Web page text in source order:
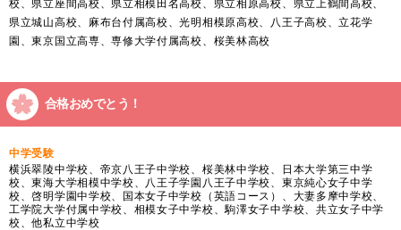
校、県立座間高校、県立相模田名高校、県立相原高校、県立上鶴間高校、
県立城山高校、麻布台付属高校、光明相模原高校、八王子高校、立花学
園、東京国立高専、専修大学付属高校、桜美林高校
合格おめでとう！
中学受験
横浜翠陵中学校、帝京八王子中学校、桜美林中学校、日本大学第三中学
校、東海大学相模中学校、八王子学園八王子中学校、東京純心女子中学
校、啓明学園中学校、国本女子中学校（英語コース）、大妻多摩中学校、
工学院大学付属中学校、相模女子中学校、駒澤女子中学校、共立女子中学
校、他私立中学校